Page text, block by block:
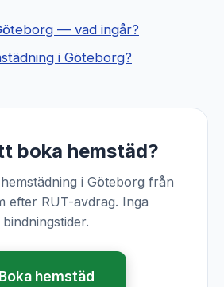
— vad ingår?
i Göteborg?
boka hemstäd?
i Göteborg från
efter RUT-avdrag. Inga
bindningstider.
Boka hemstäd